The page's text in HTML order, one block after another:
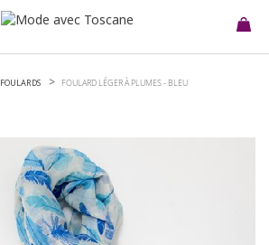
FOULARDS FOULARD LÉGER À PLUMES - BLEU